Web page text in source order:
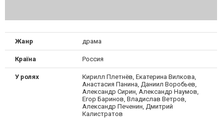
Жанр драма
Країна Россия
У ролях
Кирилл Плетнёв, Екатерина Вилкова,
Анастасия Панина, Даниил Воробьев,
Александр Сирин, Александр Наумов,
Егор Баринов, Владислав Ветров,
Александр Печенин, Дмитрий
Калистратов